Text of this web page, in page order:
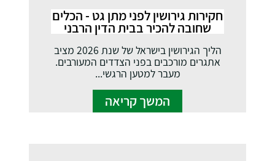
חקירות גירושין לפני מתן גט - הכלים
שחובה להכיר בבית הדין הרבני
הליך הגירושין בישראל של שנת 2026 מציב
אתגרים מורכבים בפני הצדדים המעורבים.
מעבר למטען הרגשי...
המשך קריאה